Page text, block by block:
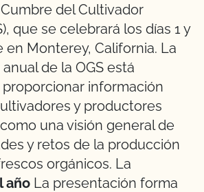
del Cultivador
que se celebrará los días 1 y
en Monterey, California. La
de la OGS está
información
y productores
una visión general de
y retos de la producción
orgánicos. La
año La presentación forma